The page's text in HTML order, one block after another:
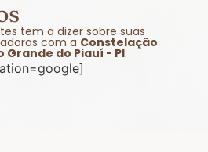
tem a dizer sobre suas
com a Constelação
Grande do Piauí - PI: